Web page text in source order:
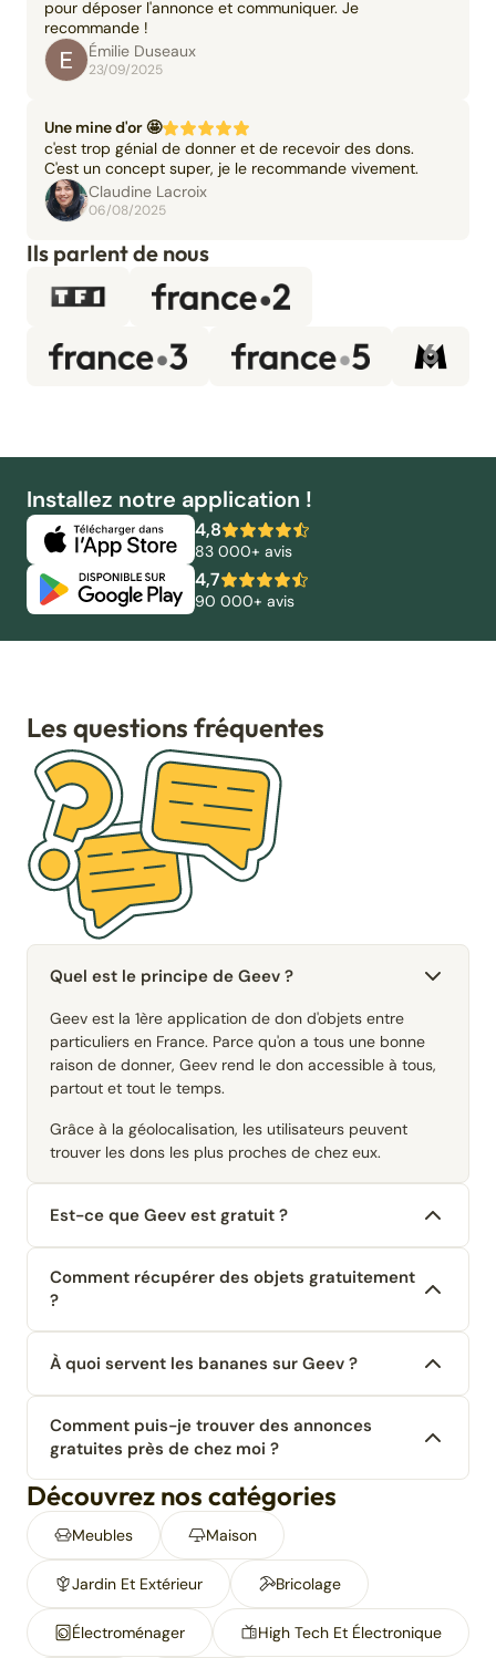
pour déposer l'annonce et communiquer. Je
recommande !
Émilie Duseaux
23/09/2025
Une mine d'or 🤩
c'est trop génial de donner et de recevoir des dons.
C'est un concept super, je le recommande vivement.
Claudine Lacroix
06/08/2025
Ils parlent de nous
Installez notre application !
4,8
83 000+ avis
4,7
90 000+ avis
Les questions fréquentes
Quel est le principe de Geev ?
Geev est la 1ère application de don d'objets entre
particuliers en France. Parce qu'on a tous une bonne
raison de donner, Geev rend le don accessible à tous,
partout et tout le temps.
Grâce à la géolocalisation, les utilisateurs peuvent
trouver les dons les plus proches de chez eux.
Est-ce que Geev est gratuit ?
Comment récupérer des objets gratuitement
?
À quoi servent les bananes sur Geev ?
Comment puis-je trouver des annonces
gratuites près de chez moi ?
Découvrez nos catégories
Meubles Maison
Jardin Et Extérieur Bricolage
Électroménager High Tech Et Électronique